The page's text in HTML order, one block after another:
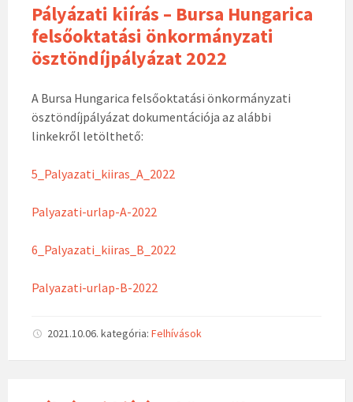
Pályázati kiírás – Bursa Hungarica
felsőoktatási önkormányzati
ösztöndíjpályázat 2022
A Bursa Hungarica felsőoktatási önkormányzati
ösztöndíjpályázat dokumentációja az alábbi
linkekről letölthető:
5_Palyazati_kiiras_A_2022
Palyazati-urlap-A-2022
6_Palyazati_kiiras_B_2022
Palyazati-urlap-B-2022
2021.10.06. kategória: Felhívások